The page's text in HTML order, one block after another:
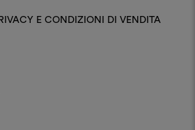
E CONDIZIONI DI VENDITA